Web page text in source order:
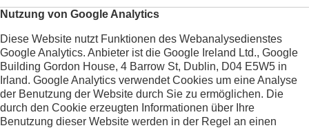
Nutzung von Google Analytics
Diese Website nutzt Funktionen des Webanalysedienstes
Google Analytics. Anbieter ist die Google Ireland Ltd., Google
Building Gordon House, 4 Barrow St, Dublin, D04 E5W5 in
Irland. Google Analytics verwendet Cookies um eine Analyse
der Benutzung der Website durch Sie zu ermöglichen. Die
durch den Cookie erzeugten Informationen über Ihre
Benutzung dieser Website werden in der Regel an einen